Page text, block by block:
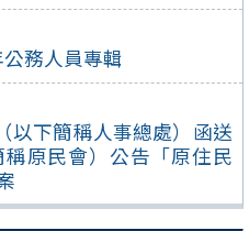
務人員專輯
以下簡稱人事總處）函送
原民會）公告「原住民